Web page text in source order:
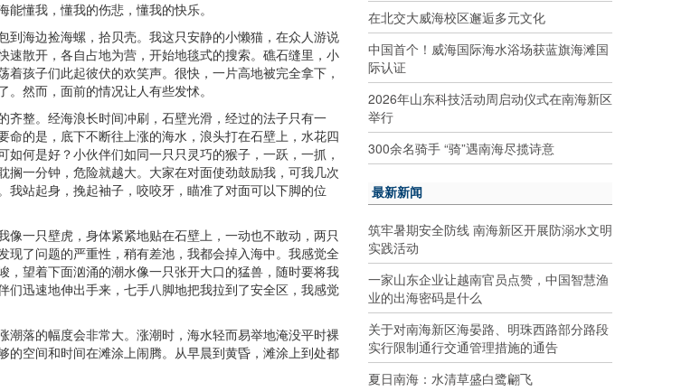
懂我，懂我的伤悲，懂我的快乐。
到海边捡海螺，拾贝壳。我这只安静的小懒猫，在众人游说
散开，各自占地为营，开始地毯式的搜索。礁石缝里，小
孩子们此起彼伏的欢笑声。很快，一片高地被完全拿下，
然而，面前的情况让人有些发怵。
整。经海浪长时间冲刷，石壁光滑，经过的法子只有一
的是，底下不断往上涨的海水，浪头打在石壁上，水花四
何是好？小伙伴们如同一只只灵巧的猴子，一跃，一抓，
一分钟，危险就越大。大家在对面使劲鼓励我，可我几次
我站起身，挽起袖子，咬咬牙，瞄准了对面可以下脚的位
一只壁虎，身体紧紧地贴在石壁上，一动也不敢动，两只
了问题的严重性，稍有差池，我都会掉入海中。我感觉全
望着下面汹涌的潮水像一只张开大口的猛兽，随时要将我
迅速地伸出手来，七手八脚地把我拉到了安全区，我感觉
落的幅度会非常大。涨潮时，海水轻而易举地淹没平时裸
的空间和时间在滩涂上闹腾。从早晨到黄昏，滩涂上到处都
在北交大威海校区邂逅多元文化
中国首个！威海国际海水浴场获蓝旗海滩国
际认证
2026年山东科技活动周启动仪式在南海新区
举行
300余名骑手 “骑”遇南海尽揽诗意
最新新闻
筑牢暑期安全防线 南海新区开展防溺水文明
实践活动
一家山东企业让越南官员点赞，中国智慧渔
业的出海密码是什么
关于对南海新区海晏路、明珠西路部分路段
实行限制通行交通管理措施的通告
夏日南海：水清草盛白鹭翩飞